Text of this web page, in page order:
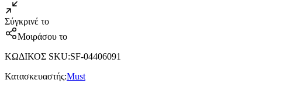
Σύγκρινέ το
Μοιράσου το
ΚΩΔΙΚΟΣ SKU:SF-04406091
Κατασκευαστής:Must